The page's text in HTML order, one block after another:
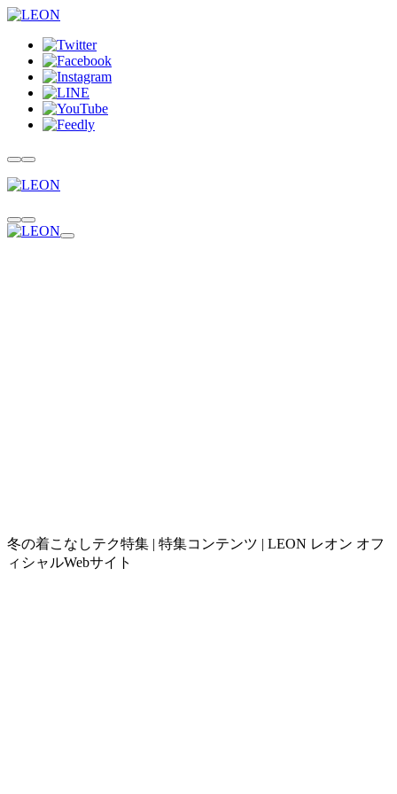
冬の着こなしテク特集 | 特集コンテンツ | LEON レオン オフ
ィシャルWebサイト